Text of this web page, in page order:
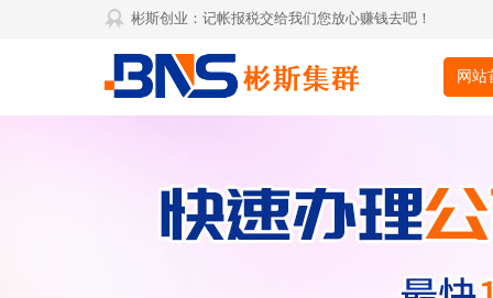
彬斯创业：记帐报税交给我们您放心赚钱去吧！
网站